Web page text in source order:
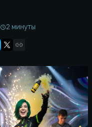
2 минуты